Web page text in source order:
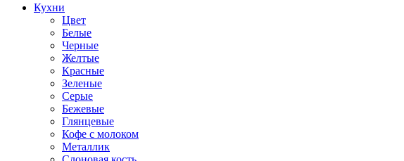
Кухни
Цвет
Белые
Черные
Желтые
Красные
Зеленые
Серые
Бежевые
Глянцевые
Кофе с молоком
Металлик